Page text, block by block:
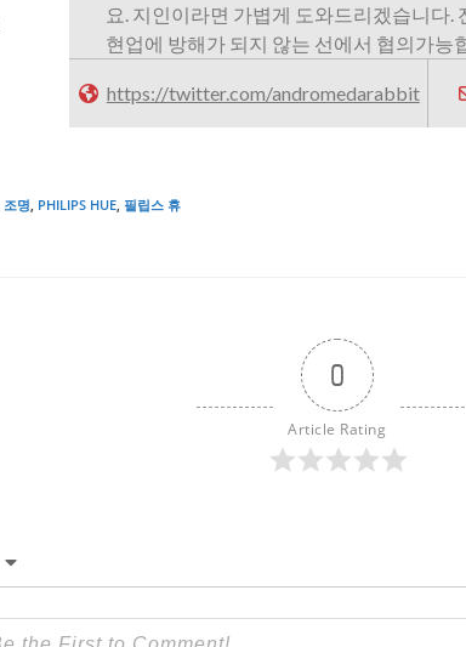
요. 지인이라면 가볍게 도와드리겠습니다.
현업에 방해가 되지 않는 선에서 협의가능
https://twitter.com/andromedarabbit
조명, PHILIPS HUE, 필립스 휴
0
Article Rating